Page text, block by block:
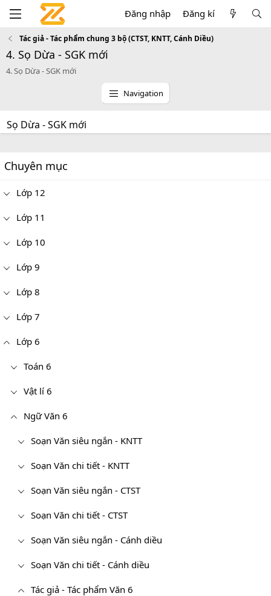
Đăng nhập Đăng kí
Tác giả - Tác phẩm chung 3 bộ (CTST, KNTT, Cánh Diều)
4. Sọ Dừa - SGK mới
4. Sọ Dừa - SGK mới
Navigation
Sọ Dừa - SGK mới
Chuyên mục
Lớp 12
Lớp 11
Lớp 10
Lớp 9
Lớp 8
Lớp 7
Lớp 6
Toán 6
Vật lí 6
Ngữ Văn 6
Soạn Văn siêu ngắn - KNTT
Soạn Văn chi tiết - KNTT
Soạn Văn siêu ngắn - CTST
Soạn Văn chi tiết - CTST
Soạn Văn siêu ngắn - Cánh diều
Soạn Văn chi tiết - Cánh diều
Tác giả - Tác phẩm Văn 6